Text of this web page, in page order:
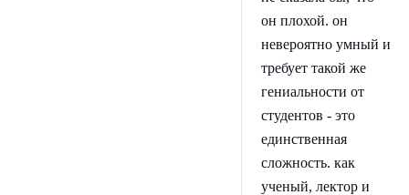
он плохой. он
невероятно умный и
требует такой же
гениальности от
студентов - это
единственная
сложность. как
ученый, лектор и